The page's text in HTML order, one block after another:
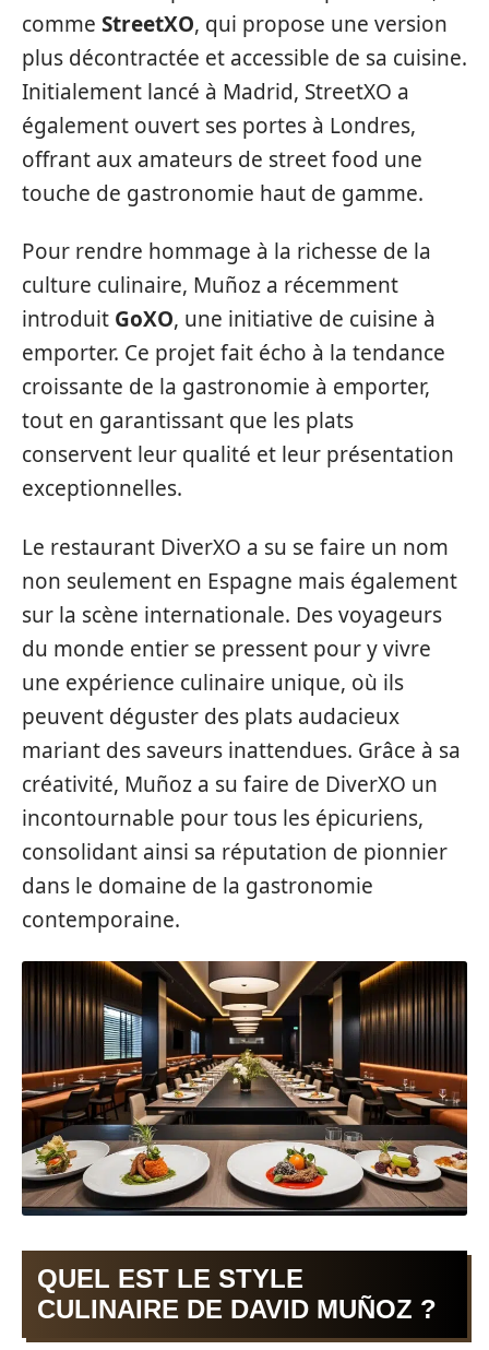
comme StreetXO, qui propose une version
plus décontractée et accessible de sa cuisine.
Initialement lancé à Madrid, StreetXO a
également ouvert ses portes à Londres,
offrant aux amateurs de street food une
touche de gastronomie haut de gamme.
Pour rendre hommage à la richesse de la
culture culinaire, Muñoz a récemment
introduit GoXO, une initiative de cuisine à
emporter. Ce projet fait écho à la tendance
croissante de la gastronomie à emporter,
tout en garantissant que les plats
conservent leur qualité et leur présentation
exceptionnelles.
Le restaurant DiverXO a su se faire un nom
non seulement en Espagne mais également
sur la scène internationale. Des voyageurs
du monde entier se pressent pour y vivre
une expérience culinaire unique, où ils
peuvent déguster des plats audacieux
mariant des saveurs inattendues. Grâce à sa
créativité, Muñoz a su faire de DiverXO un
incontournable pour tous les épicuriens,
consolidant ainsi sa réputation de pionnier
dans le domaine de la gastronomie
contemporaine.
QUEL EST LE STYLE
CULINAIRE DE DAVID MUÑOZ ?